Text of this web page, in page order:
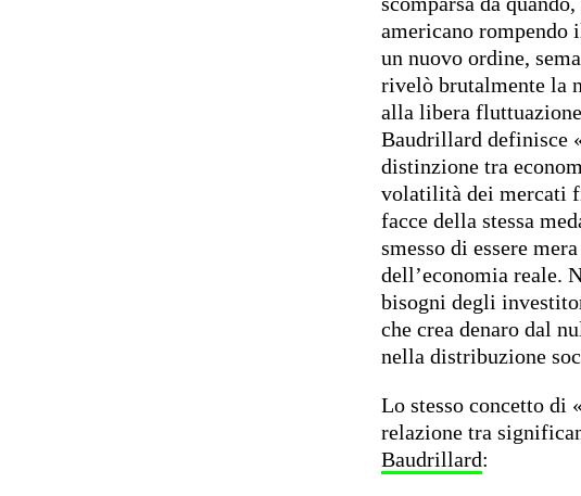
americano rompendo
un nuovo ordine,
rivelò brutalmente la
alla libera
Baudrillard definisce
distinzione tra
volatilità dei mercati
facce della stessa
smesso di essere
dell’economia reale.
bisogni degli
che crea denaro dal
nella distribuzione
Lo stesso concetto di
relazione tra
Baudrillard: